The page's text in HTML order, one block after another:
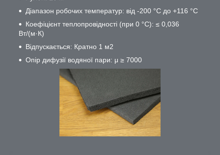
Діапазон робочих температур: від -200 °С до +116 °С
Коефіцієнт теплопровідності (при 0 °С): ≤ 0,036
Вт/(м·К)
Відпускається: Кратно 1 м2
Опір дифузії водяної пари: μ ≥ 7000